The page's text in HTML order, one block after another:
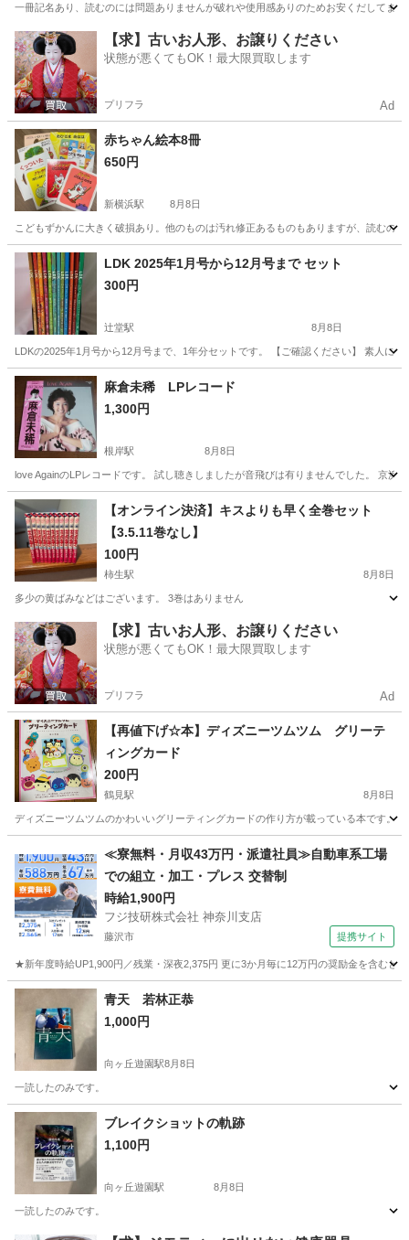
一冊記名あり、読むのには問題ありませんが破れや使用感ありのためお安くだしてます
神奈川 新横浜駅 絵本 ありません
【求】古いお人形、お譲りください
状態が悪くてもOK！最大限買取します
プリフラ Ad
赤ちゃん絵本8冊
650円
新横浜駅 8月8日
こどもずかんに大きく破損あり。他のものは汚れ修正あるものもありますが、読むの
神奈川 横浜市 絵本 ずかん
LDK 2025年1月号から12月号まで セット
300円
辻堂駅 8月8日
LDKの2025年1月号から12月号まで、1年分セットです。 【ご確認ください】 素人に
神奈川 藤沢市 辻堂駅
麻倉未稀 LPレコード
1,300円
根岸駅 8月8日
love AgainのLPレコードです。 試し聴きしましたが音飛びは有りませんでした。
神奈川 横浜市 根岸駅 その他 LPレコード
【オンライン決済】キスよりも早く全巻セット
【3.5.11巻なし】
100円
柿生駅 8月8日
多少の黄ばみなどはございます。 3巻はありません
神奈川 柿生駅 マンガ、コミック、アニメ
【求】古いお人形、お譲りください
状態が悪くてもOK！最大限買取します
プリフラ Ad
【再値下げ☆本】ディズニーツムツム グリーテ
ィングカード
200円
鶴見駅 8月8日
ディズニーツムツムのかわいいグリーティングカードの作り方が載っている本です。
鶴見駅 本/CD/DVD 譲り
≪寮無料・月収43万円・派遣社員≫自動車系工場
での組立・加工・プレス 交替制
時給1,900円
フジ技研株式会社 神奈川支店
藤沢市 提携サイト
★新年度時給UP1,900円／残業・深夜2,375円 更に3か月毎に12万円の奨励金を含む
神奈川 藤沢市 その他
青天 若林正恭
1,000円
向ヶ丘遊園駅8月8日
一読したのみです。
神奈川 川崎市 向ヶ丘遊園駅 文芸
ブレイクショットの軌跡
1,100円
向ヶ丘遊園駅 8月8日
一読したのみです。